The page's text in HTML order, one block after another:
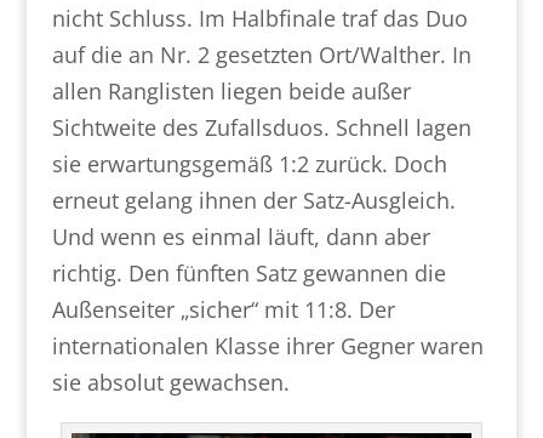
nicht Schluss. Im Halbfinale traf das Duo
auf die an Nr. 2 gesetzten Ort/Walther. In
allen Ranglisten liegen beide außer
Sichtweite des Zufallsduos. Schnell lagen
sie erwartungsgemäß 1:2 zurück. Doch
erneut gelang ihnen der Satz-Ausgleich.
Und wenn es einmal läuft, dann aber
richtig. Den fünften Satz gewannen die
Außenseiter „sicher“ mit 11:8. Der
internationalen Klasse ihrer Gegner waren
sie absolut gewachsen.